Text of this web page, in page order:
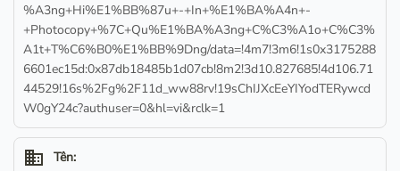
%A3ng+Hi%E1%BB%87u+-+In+%E1%BA%A4n+-
+Photocopy+%7C+Qu%E1%BA%A3ng+C%C3%A1o+C%C3%
A1t+T%C6%B0%E1%BB%9Dng/data=!4m7!3m6!1s0x3175288
6601ec15d:0x87db18485b1d07cb!8m2!3d10.827685!4d106.71
44529!16s%2Fg%2F11d_ww88rv!19sChIJXcEeYIYodTERywcd
W0gY24c?authuser=0&hl=vi&rclk=1
business Tên: